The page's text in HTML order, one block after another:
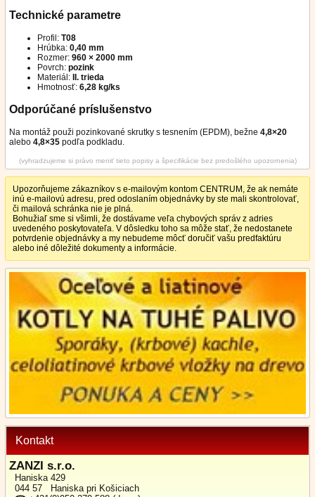
Upozorňujeme zákazníkov s e-mailovým kontom CENTRUM, že ak nemáte
inú e-mailovú adresu, pred odoslaním objednávky by ste mali skontrolovať,
či mailová schránka nie je plná.
Bohužiaľ sme si všimli, že dostávame veľa chybových správ z adries
uvedeného poskytovateľa. V dôsledku toho sa môže stať, že nedostanete
potvrdenie objednávky a my nebudeme môcť doručiť vašu predfaktúru
alebo iné dôležité dokumenty a informácie.
Kontakt
ZANZI s.r.o.
Haniska 429
044 57 Haniska pri Košiciach
Technické parametre
Profil: T08
Hrúbka: 0,40 mm
Rozmer: 960 × 2000 mm
Povrch: pozink
Materiál: II. trieda
Hmotnosť: 6,28 kg/ks
Odporúčané príslušenstvo
Na montáž použi pozinkované skrutky s tesnením (EPDM), bežne 4,8×20
alebo 4,8×35 podľa podkladu.
(vyhradzujeme si právo meniť tieto popisy a špecifikácie bez predošlého upozornenia)